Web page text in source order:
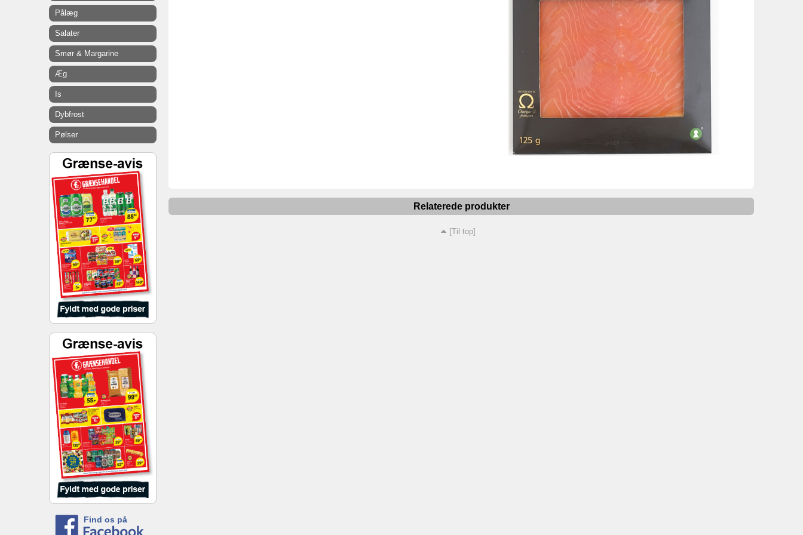
Relaterede produkter
[Til top]
Pålæg
Salater
Smør & Margarine
Æg
Is
Dybfrost
Pølser
Find os på